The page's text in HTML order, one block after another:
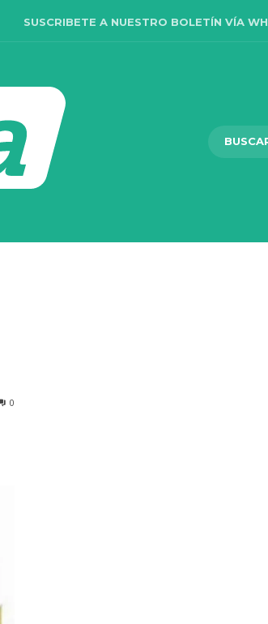
SUSCRIBETE A NUESTRO BOLETÍN VÍA
0